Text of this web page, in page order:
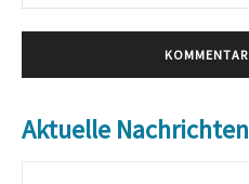
Aktuelle Nachrichten